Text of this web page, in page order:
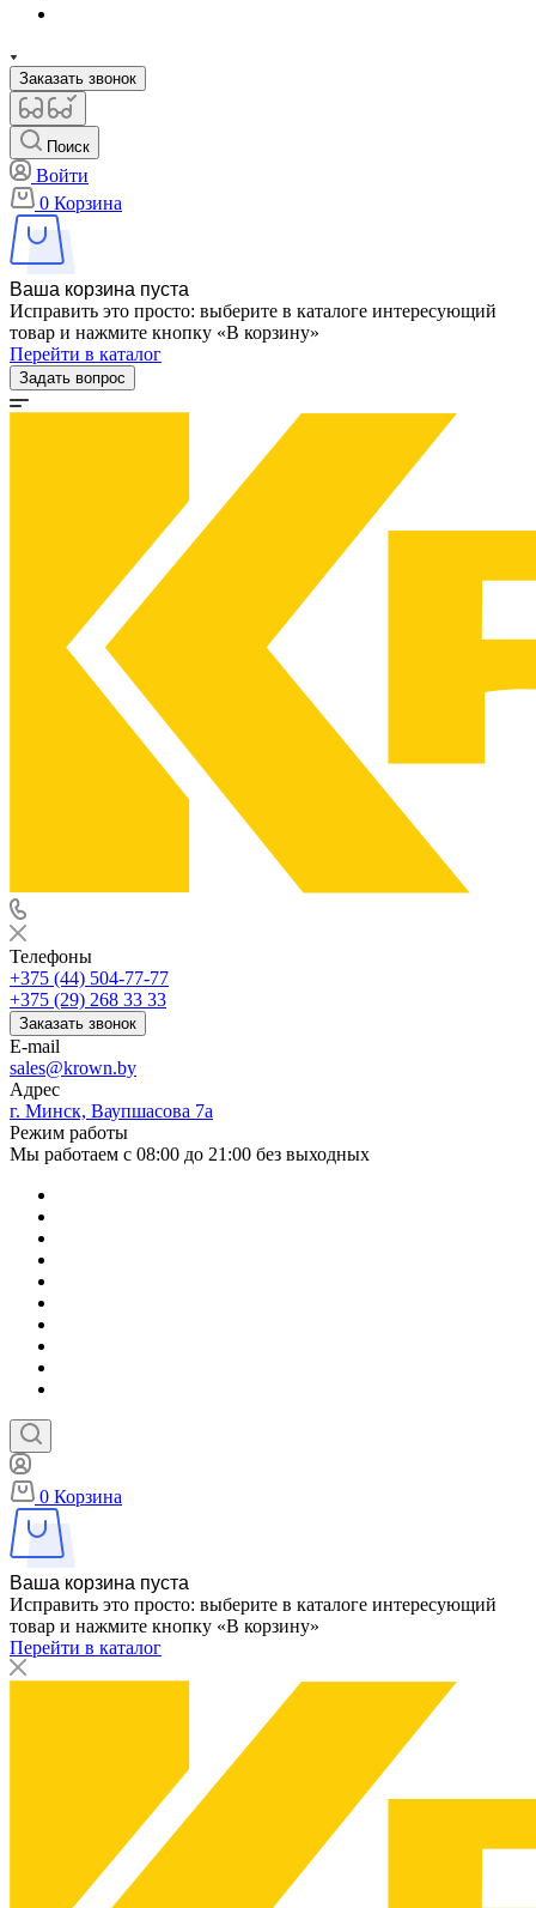
Заказать звонок
Поиск
Войти
0 Корзина
Ваша корзина пуста
Исправить это просто: выберите в каталоге интересующий
товар и нажмите кнопку «В корзину»
Перейти в каталог
Задать вопрос
Телефоны
+375 (44) 504-77-77
+375 (29) 268 33 33
Заказать звонок
E-mail
sales@krown.by
Адрес
г. Минск, Ваупшасова 7а
Режим работы
Мы работаем с 08:00 до 21:00 без выходных
0 Корзина
Ваша корзина пуста
Исправить это просто: выберите в каталоге интересующий
товар и нажмите кнопку «В корзину»
Перейти в каталог